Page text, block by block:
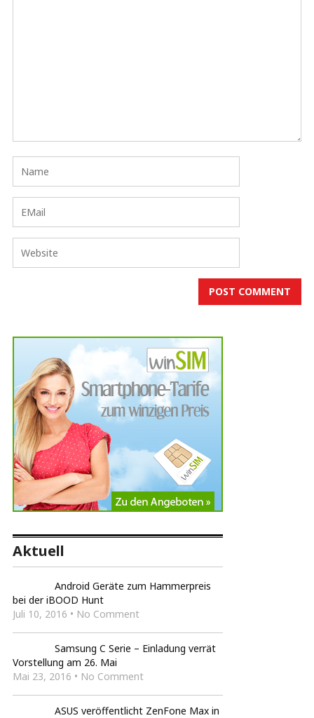
Aktuell
Android Geräte zum Hammerpreis
bei der iBOOD Hunt
Juli 10, 2016 • No Comment
Samsung C Serie – Einladung verrät
Vorstellung am 26. Mai
Mai 23, 2016 • No Comment
ASUS veröffentlicht ZenFone Max in